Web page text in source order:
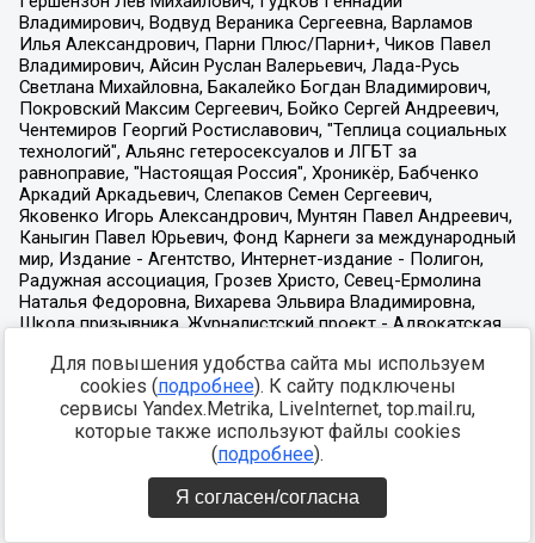
Для повышения удобства сайта мы используем
cookies (подробнее). К сайту подключены
сервисы Yandex.Metrika, LiveInternet, top.mail.ru,
которые также используют файлы cookies
(подробнее).
Я согласен/согласна